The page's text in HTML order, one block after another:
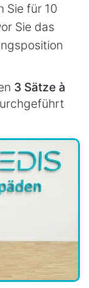
Sie für 10
Sie das
3 Sätze à